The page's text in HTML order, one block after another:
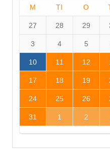
M TI O
27 28 29
3 4 5
10 11 12
17 18 19
24 25 26
31 1 2